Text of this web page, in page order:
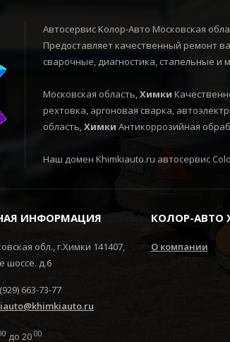
Автосервис Колор-Авто Московская
Предоставляет качественный ремонт
сварочные, диагностика, стапельные и
Московская область,Химки
рехтовка, аргоновая сварка,
область,Химки Антикоррозийная
Наш домен Khimkiauto.ru автосервис
ИНФОРМАЦИЯ
обл., г.Химки 141407,
шоссе. д.6
663-73-77
до 20 00
КОЛОР-АВТО
О компании